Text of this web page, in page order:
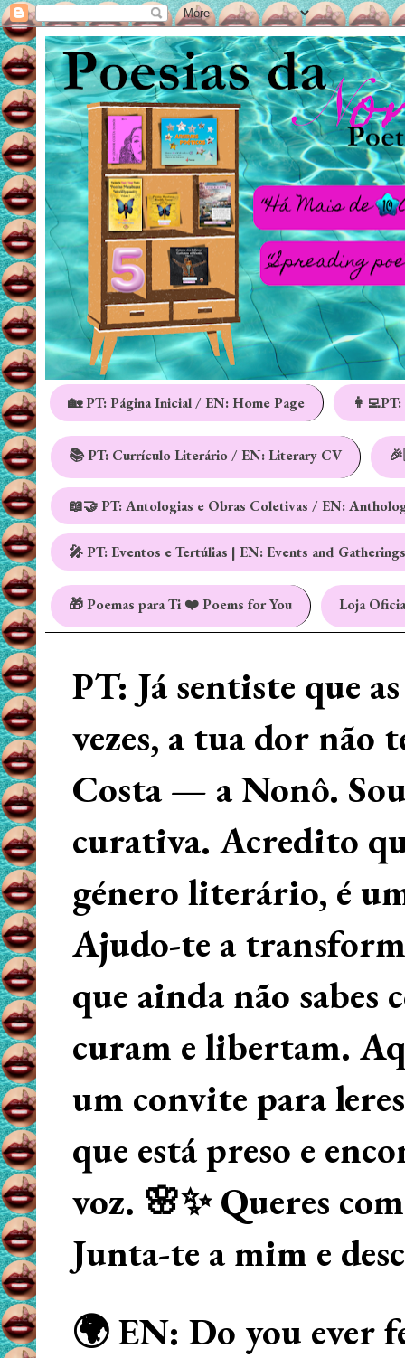
🏡 PT: Página Inicial / EN: Home Page
📚 PT: Currículo Literário / EN: Literary CV
📖🤝 PT: Antologias e Obras Coletivas / EN:
🎤 PT: Eventos e Tertúlias | EN: Events and Gatherings
🎁 Poemas para Ti ❤️ Poems for You Loja
PT: Já sentiste que
vezes, a tua dor não
Costa — a Nonô.
curativa. Acredito
género literário, é
Ajudo-te a
que ainda não
curam e libertam.
um convite para
que está preso e
voz. 🌸✨ Queres
Junta-te a mim e
🌍 EN: Do you ever